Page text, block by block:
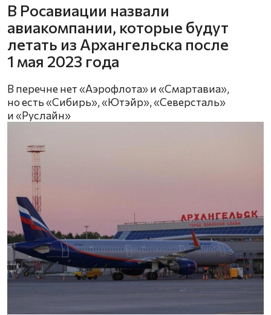
В Росавиации назвали
авиакомпании, которые будут
летать из Архангельска после
1 мая 2023 года
В перечне нет «Аэрофлота» и «Смартавиа»,
но есть «Сибирь», «Ютэйр», «Северсталь»
и «Руслайн»